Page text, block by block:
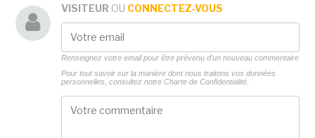
VISITEUR OU CONNECTEZ-VOUS
Renseignez votre email pour être prévenu d'un nouveau commentaire
Pour tout savoir sur la manière dont nous traitons vos données
personnelles, consultez notre Charte de Confidentialité.